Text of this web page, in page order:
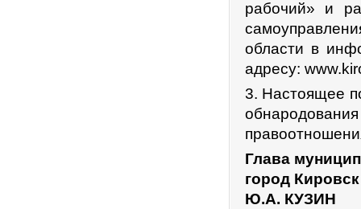
рабочий» и
области в
адресу:
3. Настоящее
Глава
город
Ю.А. КУЗИН